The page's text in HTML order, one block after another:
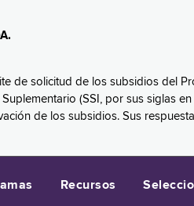
de solicitud de los subsidios del
(SSI, por sus siglas
de los subsidios. Sus
Recursos